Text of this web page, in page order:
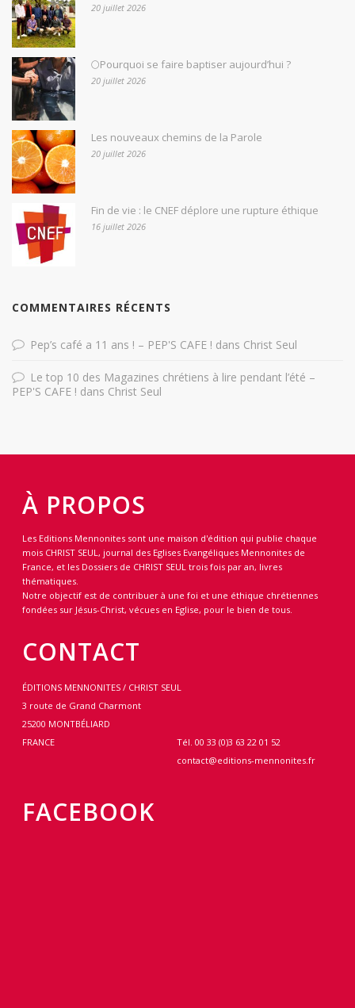
20 juillet 2026
🌕Pourquoi se faire baptiser aujourd’hui ?
20 juillet 2026
Les nouveaux chemins de la Parole
20 juillet 2026
Fin de vie : le CNEF déplore une rupture éthique
16 juillet 2026
COMMENTAIRES RÉCENTS
Pep’s café a 11 ans ! – PEP'S CAFE ! dans Christ Seul
Le top 10 des Magazines chrétiens à lire pendant l’été –
PEP'S CAFE ! dans Christ Seul
À PROPOS
Les Editions Mennonites sont une maison d'édition qui publie chaque
mois CHRIST SEUL, journal des Eglises Evangéliques Mennonites de
France, et les Dossiers de CHRIST SEUL trois fois par an, livres
thématiques.
Notre objectif est de contribuer à une foi et une éthique chrétiennes
fondées sur Jésus-Christ, vécues en Eglise, pour le bien de tous.
CONTACT
ÉDITIONS MENNONITES / CHRIST SEUL
3 route de Grand Charmont
25200 MONTBÉLIARD
FRANCE
Tél. 00 33 (0)3 63 22 01 52
contact@editions-mennonites.fr
FACEBOOK